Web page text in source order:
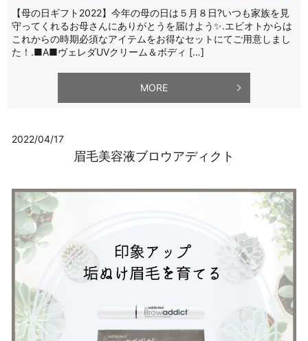
【母の日ギフト2022】今年の母の日は５月８日?いつも家族を見
守ってくれるお母さんにありがとうを届けよう✨.エビオトからは
これからの時期必須なアイテムをお得なセットにてご用意しまし
た！.■A■ヴェレダUVクリーム＆ボディ […]
MORE
2022/04/17
眉毛美容液ブロウアディクト